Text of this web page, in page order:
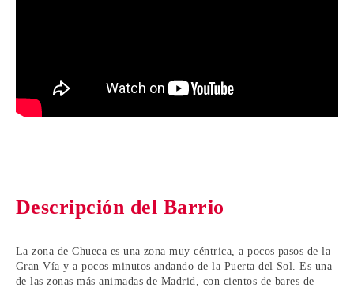
Descripción del Barrio
La zona de Chueca es una zona muy céntrica, a pocos pasos de la
Gran Vía y a pocos minutos andando de la Puerta del Sol. Es una
de las zonas más animadas de Madrid, con cientos de bares de